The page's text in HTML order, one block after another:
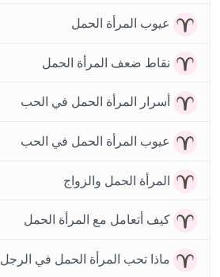
عيوب المرأة الحمل
نقاط ضعف المرأة الحمل
أسرار المرأة الحمل في الحب
عيوب المرأة الحمل في الحب
المرأة الحمل والزواج
كيف أتعامل مع المرأة الحمل
ماذا تحب المرأة الحمل في الرجل